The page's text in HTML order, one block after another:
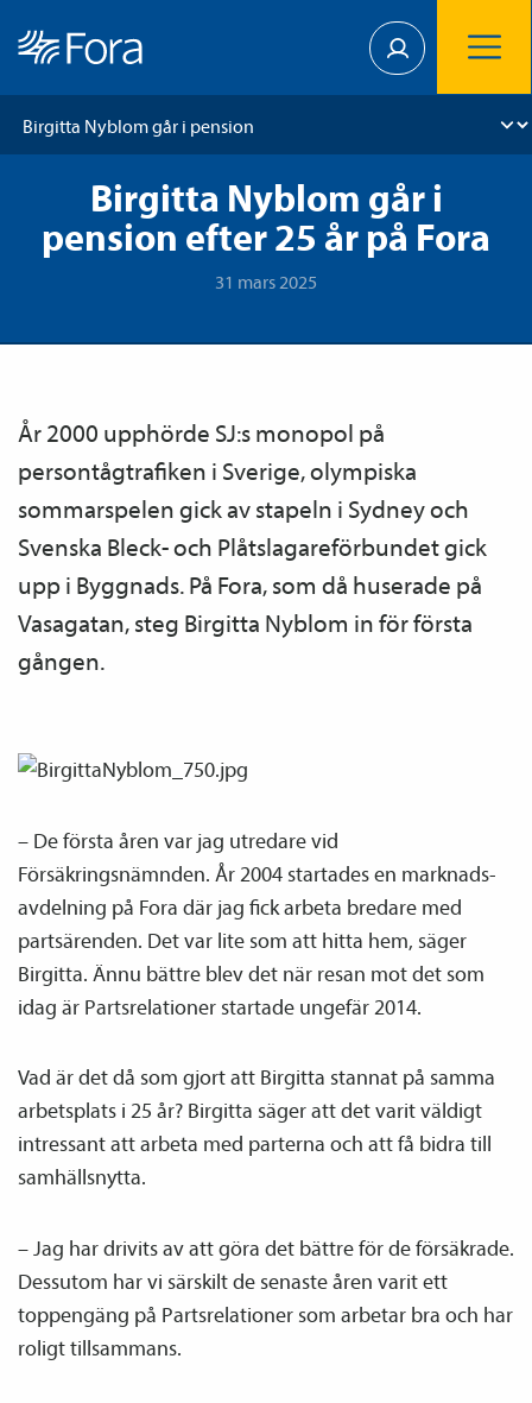
Birgitta Nyblom går i
pension efter 25 år på Fora
31 mars 2025
År 2000 upphörde SJ:s monopol på
persontågtrafiken i Sverige, olympiska
sommarspelen gick av stapeln i Sydney och
Svenska Bleck- och Plåtslagare­förbundet gick
upp i Byggnads. På Fora, som då huserade på
Vasagatan, steg Birgitta Nyblom in för första
gången.
– De första åren var jag utredare vid
Försäkringsnämnden. År 2004 startades en marknads­
avdelning på Fora där jag fick arbeta bredare med
partsärenden. Det var lite som att hitta hem, säger
Birgitta. Ännu bättre blev det när resan mot det som
idag är Partsrelationer startade ungefär 2014.
Vad är det då som gjort att Birgitta stannat på samma
arbetsplats i 25 år? Birgitta säger att det varit väldigt
intressant att arbeta med parterna och att få bidra till
samhällsnytta.
– Jag har drivits av att göra det bättre för de försäkrade.
Dessutom har vi särskilt de senaste åren varit ett
toppengäng på Partsrelationer som arbetar bra och har
roligt tillsammans.